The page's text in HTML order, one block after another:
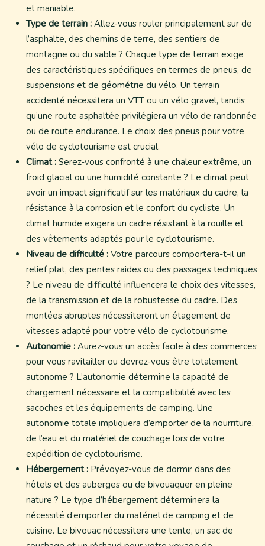
et maniable.
Type de terrain : Allez-vous rouler principalement sur de
l’asphalte, des chemins de terre, des sentiers de
montagne ou du sable ? Chaque type de terrain exige
des caractéristiques spécifiques en termes de pneus, de
suspensions et de géométrie du vélo. Un terrain
accidenté nécessitera un VTT ou un vélo gravel, tandis
qu’une route asphaltée privilégiera un vélo de randonnée
ou de route endurance. Le choix des pneus pour votre
vélo de cyclotourisme est crucial.
Climat : Serez-vous confronté à une chaleur extrême, un
froid glacial ou une humidité constante ? Le climat peut
avoir un impact significatif sur les matériaux du cadre, la
résistance à la corrosion et le confort du cycliste. Un
climat humide exigera un cadre résistant à la rouille et
des vêtements adaptés pour le cyclotourisme.
Niveau de difficulté : Votre parcours comportera-t-il un
relief plat, des pentes raides ou des passages techniques
? Le niveau de difficulté influencera le choix des vitesses,
de la transmission et de la robustesse du cadre. Des
montées abruptes nécessiteront un étagement de
vitesses adapté pour votre vélo de cyclotourisme.
Autonomie : Aurez-vous un accès facile à des commerces
pour vous ravitailler ou devrez-vous être totalement
autonome ? L’autonomie détermine la capacité de
chargement nécessaire et la compatibilité avec les
sacoches et les équipements de camping. Une
autonomie totale impliquera d’emporter de la nourriture,
de l’eau et du matériel de couchage lors de votre
expédition de cyclotourisme.
Hébergement : Prévoyez-vous de dormir dans des
hôtels et des auberges ou de bivouaquer en pleine
nature ? Le type d’hébergement déterminera la
nécessité d’emporter du matériel de camping et de
cuisine. Le bivouac nécessitera une tente, un sac de